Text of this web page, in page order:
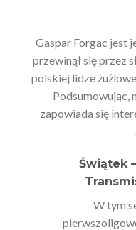
Gaspar Forgac jest
przewinął się przez
polskiej lidze
Podsumowując,
zapowiada się
Świątek
W tym